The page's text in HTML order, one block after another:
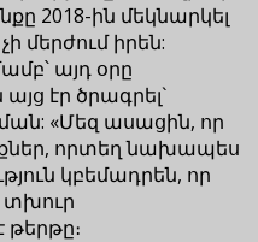
2018-ին մեկնարկել
մերժում իրեն:
այդ օրը
էր ծրագրել`
«Մեզ ասացին, որ
որտեղ նախապես
կբեմադրեն, որ
տխուր
թերթը։